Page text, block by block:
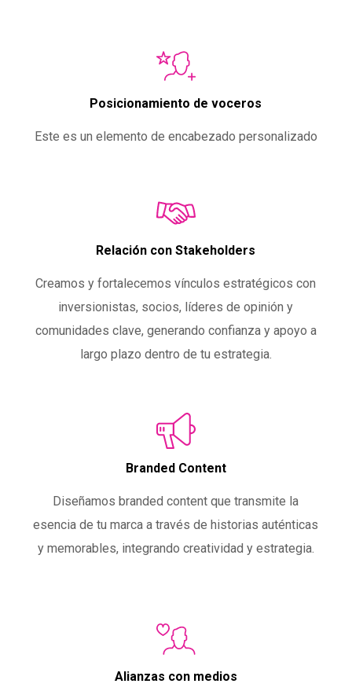
Posicionamiento de voceros
Este es un elemento de encabezado personalizado
Relación con Stakeholders
Creamos y fortalecemos vínculos estratégicos con
inversionistas, socios, líderes de opinión y
comunidades clave, generando confianza y apoyo a
largo plazo dentro de tu estrategia.
Branded Content
Diseñamos branded content que transmite la
esencia de tu marca a través de historias auténticas
y memorables, integrando creatividad y estrategia.
Alianzas con medios